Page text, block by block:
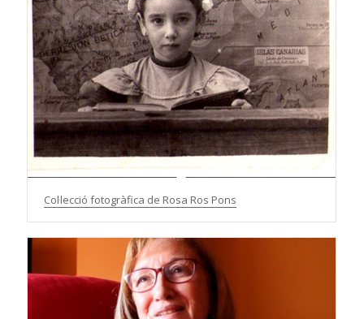
Col·lecció fotogràfica de Rosa Ros Pons